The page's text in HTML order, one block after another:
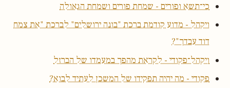
כי־תשא ופורים - שמחת פורים ושמחת הגאולה
ויקהל - מדוע קודמת ברכת "בונה ירושלים" לברכת "את צמח
דוד עבדך"?
ויקהל־פקודי - לקראת מהפך במעמדו של הברזל
פקודי - מה יהיה תפקידו של המשכן לעתיד לבוא?